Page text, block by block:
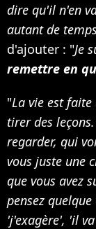
dire qu'il n'en
autant de
d'ajouter : "Je
remettre en
"La vie est
tirer des
regarder, qui
vous juste une
que vous avez
pensez
'j'exagère', 'il